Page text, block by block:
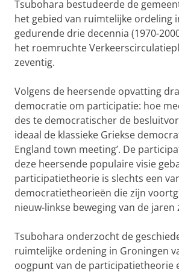
Tsubohara bestudeerde de
het gebied van ruimtelijke ordeling
gedurende drie decennia (1970-
het roemruchte
zeventig.
Volgens de heersende opvatting
democratie om participatie: hoe
des te democratischer de
ideaal de klassieke Griekse
England town meeting’. De
deze heersende populaire visie
participatietheorie is slechts een
democratietheorieën die zijn
nieuw-linkse beweging van de jaren
Tsubohara onderzocht de
ruimtelijke ordening in Groningen
oogpunt van de participatietheorie